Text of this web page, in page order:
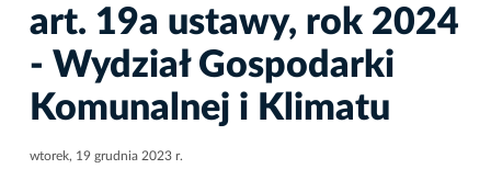
art. 19a ustawy, rok 2024
- Wydział Gospodarki
Komunalnej i Klimatu
wtorek, 19 grudnia 2023 r.